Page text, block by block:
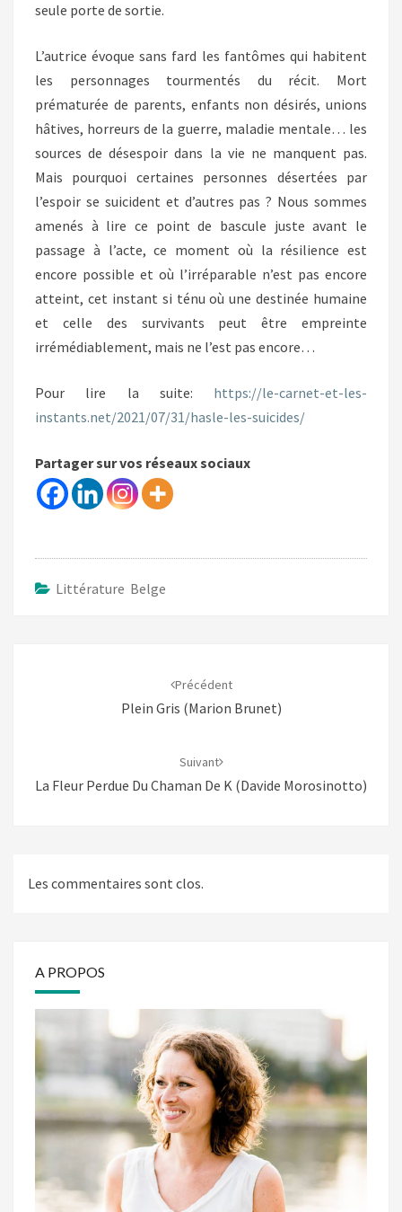
seule porte de sortie.
L’autrice évoque sans fard les fantômes qui habitent
les personnages tourmentés du récit. Mort
prématurée de parents, enfants non désirés, unions
hâtives, horreurs de la guerre, maladie mentale… les
sources de désespoir dans la vie ne manquent pas.
Mais pourquoi certaines personnes désertées par
l’espoir se suicident et d’autres pas ? Nous sommes
amenés à lire ce point de bascule juste avant le
passage à l’acte, ce moment où la résilience est
encore possible et où l’irréparable n’est pas encore
atteint, cet instant si ténu où une destinée humaine
et celle des survivants peut être empreinte
irrémédiablement, mais ne l’est pas encore…
Pour lire la suite: https://le-carnet-et-les-
instants.net/2021/07/31/hasle-les-suicides/
Partager sur vos réseaux sociaux
Littérature Belge
Précédent
Plein Gris (Marion Brunet)
Suivant
La Fleur Perdue Du Chaman De K (Davide Morosinotto)
Les commentaires sont clos.
A PROPOS